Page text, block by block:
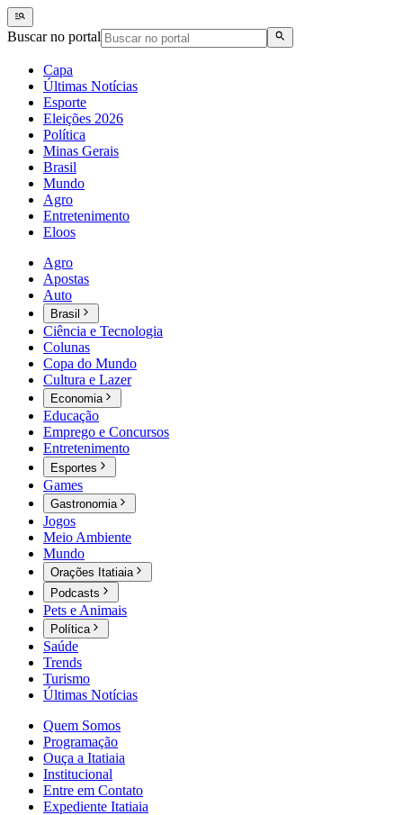
Buscar no portal
Capa
Últimas Notícias
Esporte
Eleições 2026
Política
Minas Gerais
Brasil
Mundo
Agro
Entretenimento
Eloos
Agro
Apostas
Auto
Brasil
Ciência e Tecnologia
Colunas
Copa do Mundo
Cultura e Lazer
Economia
Educação
Emprego e Concursos
Entretenimento
Esportes
Games
Gastronomia
Jogos
Meio Ambiente
Mundo
Orações Itatiaia
Podcasts
Pets e Animais
Política
Saúde
Trends
Turismo
Últimas Notícias
Quem Somos
Programação
Ouça a Itatiaia
Institucional
Entre em Contato
Expediente Itatiaia